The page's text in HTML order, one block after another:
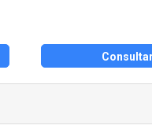
Consultar